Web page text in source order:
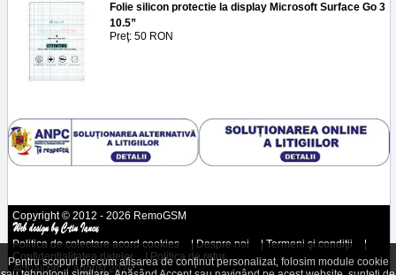
Folie silicon protectie la display Microsoft Surface Go 3
10.5”
Preţ: 50 RON
Copyright © 2012 - 2026 RemoGSM
Politica de colectare acord cookies | Despre noi | Termeni şi condiţii
|
Confidenţialitatea datelor
| Politica de retur
Actualizat: 7 august 2026
Pentru scopuri precum afișarea de conținut personalizat, folosim module cookie